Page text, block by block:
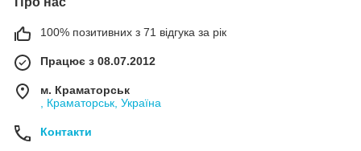
100% позитивних з 71 відгука за рік
Працює з 08.07.2012
м. Краматорськ
, Краматорськ, Україна
Контакти